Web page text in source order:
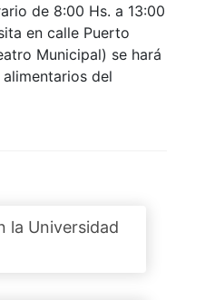
de 8:00 Hs. a 13:00
en calle Puerto
Municipal) se hará
del
la Universidad